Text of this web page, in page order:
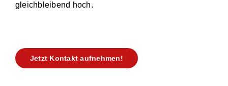
gleichbleibend hoch.
Jetzt Kontakt aufnehmen!